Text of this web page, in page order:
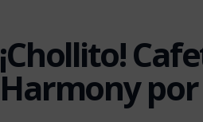
¡Chollito!
Harmony por